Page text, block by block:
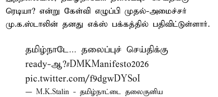
ரெடியா? என்று கேள்வி எழுப்பி முதல்-அமைச்சர்
மு.க.ஸ்டாலின் தனது எக்ஸ் பக்கத்தில் பதிவிட்டுள்ளார்.
தமிழ்நாடே… தலைப்புச் செய்திக்கு
ready-ஆ?#DMKManifesto2026
pic.twitter.com/f9dgwDYSoI
— M.K.Stalin - தமிழ்நாட்டை தலைகுனிய